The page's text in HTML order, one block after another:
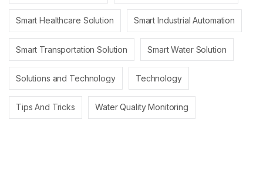
Smart Healthcare Solution Smart Industrial Automation
Smart Transportation Solution Smart Water Solution
Solutions and Technology Technology
Tips And Tricks Water Quality Monitoring